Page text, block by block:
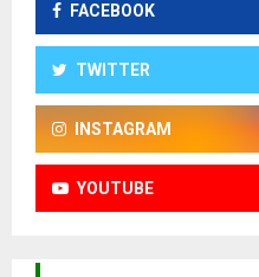
FACEBOOK
TWITTER
INSTAGRAM
YOUTUBE